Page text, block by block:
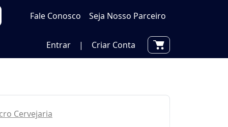
Fale Conosco Seja Nosso Parceiro
Entrar | Criar Conta
Cervejaria